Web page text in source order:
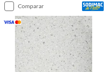
comparar